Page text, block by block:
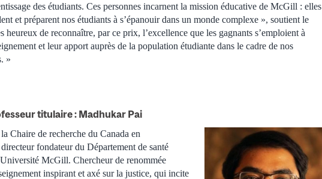
des étudiants. Ces personnes incarnent la mission éducative de McGill : elles
et préparent nos étudiants à s’épanouir dans un monde complexe », soutient le
heureux de reconnaître, par ce prix, l’excellence que les gagnants s’emploient à
et leur apport auprès de la population étudiante dans le cadre de nos
»
titulaire : Madhukar Pai
Chaire de recherche du Canada en
fondateur du Département de santé
McGill. Chercheur de renommée
inspirant et axé sur la justice, qui incite